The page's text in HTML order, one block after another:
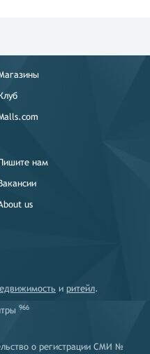
нам
us
и ритейл.
966
о регистрации СМИ №